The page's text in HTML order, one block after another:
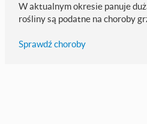
W aktualnym okresie panuje
rośliny są podatne na choroby
Sprawdź choroby